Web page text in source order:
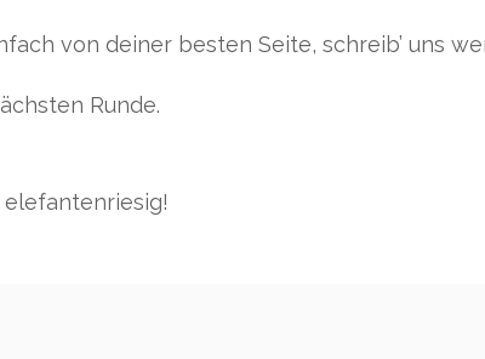
von deiner besten Seite, schreib’ uns
Runde.